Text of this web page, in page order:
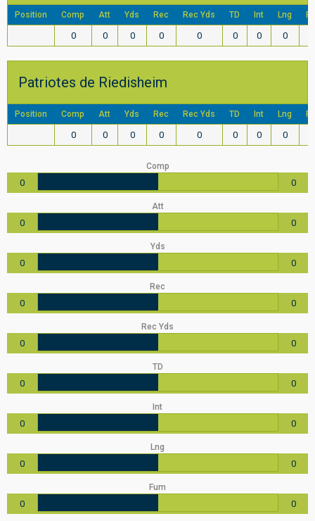
Position Comp Att Yds Rec Rec Yds TD Int Lng
0 0 0 0 0 0 0 0
Patriotes de Riedisheim
Position Comp Att Yds Rec Rec Yds TD Int Lng
0 0 0 0 0 0 0 0
Comp
0 0
Att
0 0
Yds
0 0
Rec
0 0
Rec Yds
0 0
TD
0 0
Int
0 0
Lng
0 0
Fum
0 0